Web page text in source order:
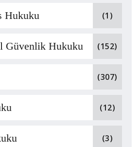
Hukuku (1)
Güvenlik Hukuku (152)
(307)
(12)
(3)